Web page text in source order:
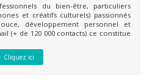
du bien-être, particuliers
et créatifs culturels) passionnés
développement personnel et
(+ de 120 000 contacts) ce constitue
Cliquez ici